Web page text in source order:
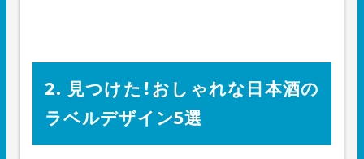
2. 見つけた！おしゃれな日本酒の
ラベルデザイン5選